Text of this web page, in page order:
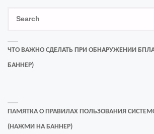
ЧТО ВАЖНО СДЕЛАТЬ ПРИ ОБНАРУЖЕНИИ
БАННЕР)
ПАМЯТКА О ПРАВИЛАХ ПОЛЬЗОВАНИЯ
(НАЖМИ НА БАННЕР)